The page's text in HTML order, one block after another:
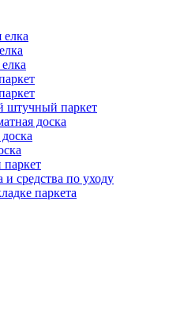
елка
штучный паркет
доска
средства по уходу
паркета